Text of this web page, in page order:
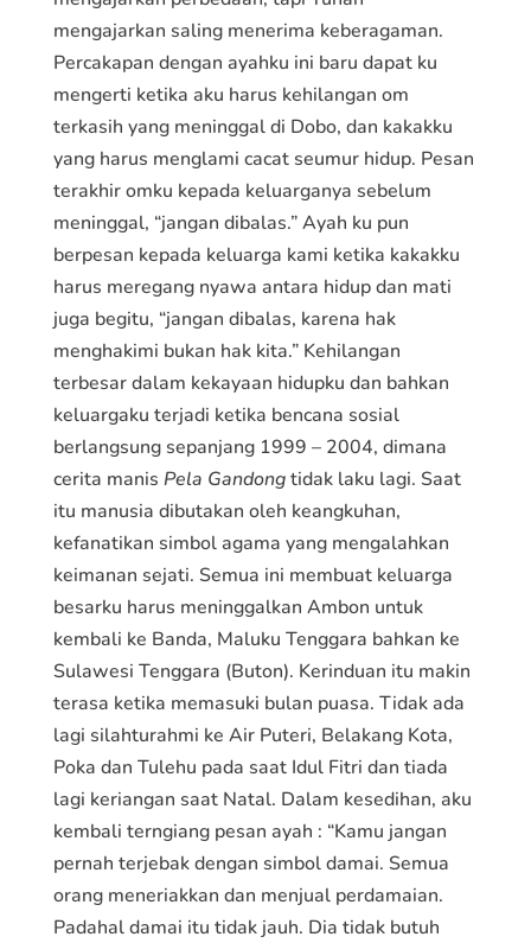
mengajarkan saling menerima keberagaman.
Percakapan dengan ayahku ini baru dapat ku
mengerti ketika aku harus kehilangan om
terkasih yang meninggal di Dobo, dan kakakku
yang harus menglami cacat seumur hidup. Pesan
terakhir omku kepada keluarganya sebelum
meninggal, “jangan dibalas.” Ayah ku pun
berpesan kepada keluarga kami ketika kakakku
harus meregang nyawa antara hidup dan mati
juga begitu, “jangan dibalas, karena hak
menghakimi bukan hak kita.” Kehilangan
terbesar dalam kekayaan hidupku dan bahkan
keluargaku terjadi ketika bencana sosial
berlangsung sepanjang 1999 – 2004, dimana
cerita manis Pela Gandongtidak laku lagi. Saat
itu manusia dibutakan oleh keangkuhan,
kefanatikan simbol agama yang mengalahkan
keimanan sejati. Semua ini membuat keluarga
besarku harus meninggalkan Ambon untuk
kembali ke Banda, Maluku Tenggara bahkan ke
Sulawesi Tenggara (Buton). Kerinduan itu makin
terasa ketika memasuki bulan puasa. Tidak ada
lagi silahturahmi ke Air Puteri, Belakang Kota,
Poka dan Tulehu pada saat Idul Fitri dan tiada
lagi keriangan saat Natal. Dalam kesedihan, aku
kembali terngiang pesan ayah : “Kamu jangan
pernah terjebak dengan simbol damai. Semua
orang meneriakkan dan menjual perdamaian.
Padahal damai itu tidak jauh. Dia tidak butuh